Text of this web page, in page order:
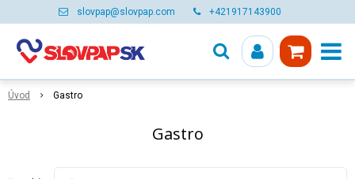
slovpap@slovpap.com +421917143900
Úvod Gastro
Gastro